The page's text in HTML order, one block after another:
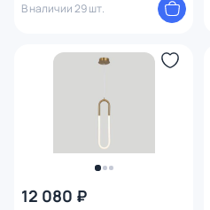
В наличии 29 шт.
12 080 ₽